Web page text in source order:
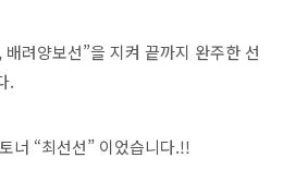
려양보선”을 지켜 끝까지 완주한 선
.
너 “최선선” 이었습니다.!!